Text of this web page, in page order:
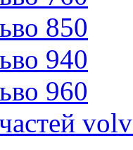
850
940
960